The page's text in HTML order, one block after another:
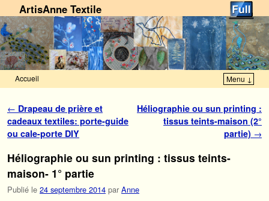
ArtisAnne Textile
Accueil Menu ↓
Navigation des articles
← Drapeau de prière et
cadeaux textiles: porte-guide
ou cale-porte DIY
Héliographie ou sun printing :
tissus teints-maison (2°
partie) →
Héliographie ou sun printing : tissus teints-
maison- 1° partie
Publié le 24 septembre 2014 par Anne